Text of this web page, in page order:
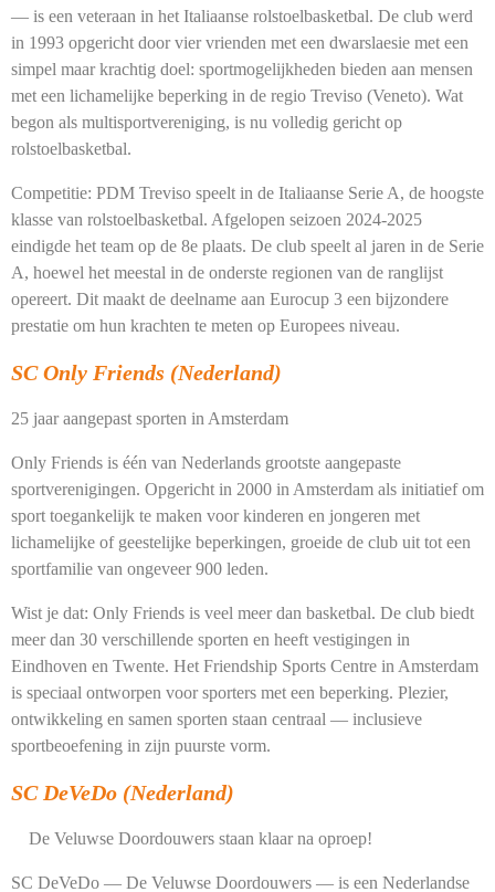
— is een veteraan in het Italiaanse rolstoelbasketbal. De club werd
in 1993 opgericht door vier vrienden met een dwarslaesie met een
simpel maar krachtig doel: sportmogelijkheden bieden aan mensen
met een lichamelijke beperking in de regio Treviso (Veneto). Wat
begon als multisportvereniging, is nu volledig gericht op
rolstoelbasketbal.
Competitie: PDM Treviso speelt in de Italiaanse Serie A, de hoogste
klasse van rolstoelbasketbal. Afgelopen seizoen 2024-2025
eindigde het team op de 8e plaats. De club speelt al jaren in de Serie
A, hoewel het meestal in de onderste regionen van de ranglijst
opereert. Dit maakt de deelname aan Eurocup 3 een bijzondere
prestatie om hun krachten te meten op Europees niveau.
SC Only Friends (Nederland)
25 jaar aangepast sporten in Amsterdam
Only Friends is één van Nederlands grootste aangepaste
sportverenigingen. Opgericht in 2000 in Amsterdam als initiatief om
sport toegankelijk te maken voor kinderen en jongeren met
lichamelijke of geestelijke beperkingen, groeide de club uit tot een
sportfamilie van ongeveer 900 leden.
Wist je dat: Only Friends is veel meer dan basketbal. De club biedt
meer dan 30 verschillende sporten en heeft vestigingen in
Eindhoven en Twente. Het Friendship Sports Centre in Amsterdam
is speciaal ontworpen voor sporters met een beperking. Plezier,
ontwikkeling en samen sporten staan centraal — inclusieve
sportbeoefening in zijn puurste vorm.
SC DeVeDo (Nederland)
De Veluwse Doordouwers staan klaar na oproep!
SC DeVeDo — De Veluwse Doordouwers — is een Nederlandse